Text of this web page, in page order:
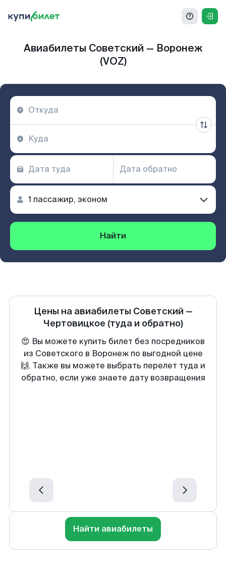
Авиабилеты Советский — Воронеж
(VOZ)
Найти
Цены на авиабилеты Советский —
Чертовицкое (туда и обратно)
😍 Вы можете купить билет без посредников
из Советского в Воронеж по выгодной цене
🙌. Также вы можете выбрать перелет туда и
обратно, если уже знаете дату возвращения
Найти авиабилеты